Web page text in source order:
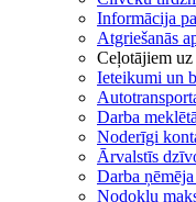
Informācija
Atgriešanās
Ceļotājiem
Ieteikumi un
Darba
Noderīgi
Ārvalstīs
Darba
Nodokļu